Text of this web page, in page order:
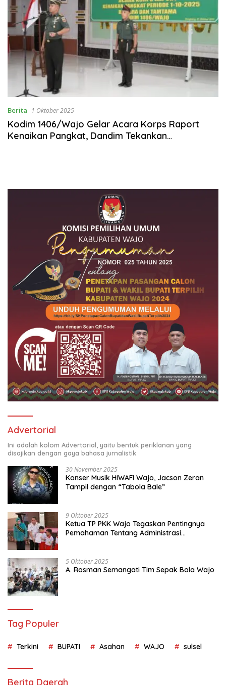
Berita 1 Oktober 2025
Kodim 1406/Wajo Gelar Acara Korps Raport
Kenaikan Pangkat, Dandim Tekankan
Advertorial
Ini adalah kolom Advertorial, yaitu bentuk periklanan yang
disajikan dengan gaya bahasa jurnalistik
30 November 2025
Konser Musik HIWAFI Wajo, Jacson Zeran
Tampil dengan “Tabola Bale”
9 Oktober 2025
Ketua TP PKK Wajo Tegaskan Pentingnya
Pemahaman Tentang Administrasi
5 Oktober 2025
A. Rosman Semangati Tim Sepak Bola Wajo
Tag Populer
Terkini BUPATI Asahan WAJO sulsel
Berita Daerah